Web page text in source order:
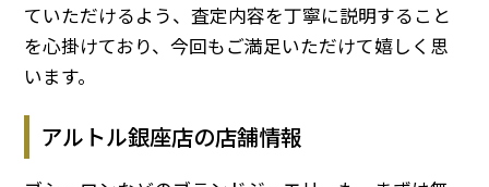
ていただけるよう、査定内容を丁寧に説明すること
を心掛けており、今回もご満足いただけて嬉しく思
います。
アルトル銀座店の店舗情報